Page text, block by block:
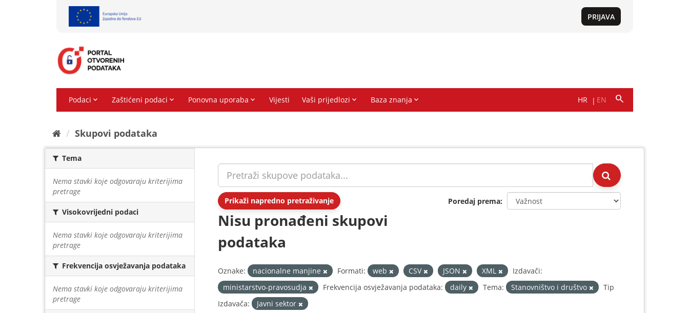
Skupovi podаtаkа
Tema
Nema stavki koje odgovaraju kriterijima
pretrage
Visokovrijedni podaci
Nema stavki koje odgovaraju kriterijima
pretrage
Frekvencija osvježavanja podataka
Nema stavki koje odgovaraju kriterijima
pretrage
Prikaži napredno pretraživanje Poredaj prema
Nisu pronađeni skupovi
podataka
Oznake: nacionalne manjine Formati: web CSV JSON XML
Izdavači:
ministarstvo-pravosudja
Frekvencija osvježavanja podataka: daily Tema: Stanovništvo i društvo
Tip
Izdavača:
Javni sektor